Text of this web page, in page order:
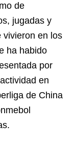
de
jugadas y
vivieron en los
ha habido
por
en
de China